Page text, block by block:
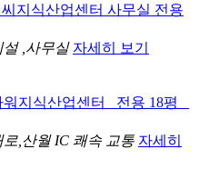
지식산업센터 사무실 전용
설 ,사무실 자세히 보기
지식산업센터 _전용 18평 _
,산월 IC 쾌속 교통 자세히